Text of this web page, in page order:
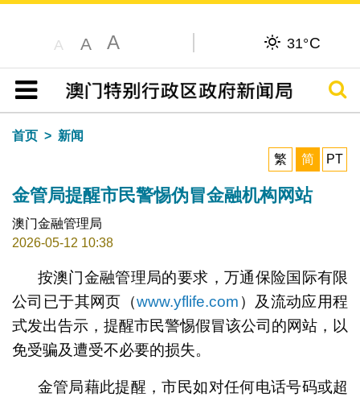
A A A 31°C
目录
搜寻
首页
新闻
繁
简 PT
金管局提醒市民警惕伪冒金融机构网站
澳门金融管理局
2026-05-12 10:38
按澳门金融管理局的要求，万通保险国际有限
公司已于其网页（www.yflife.com ）及流动应用程
式发出告示，提醒市民警惕假冒该公司的网站，以
免受骗及遭受不必要的损失。
金管局藉此提醒，市民如对任何电话号码或超